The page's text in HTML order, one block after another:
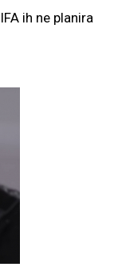
ih ne planira